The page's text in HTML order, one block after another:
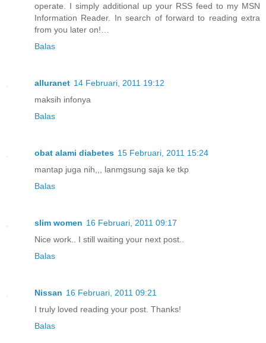
operate. I simply additional up your RSS feed to my MSN
Information Reader. In search of forward to reading extra
from you later on!…
Balas
alluranet 14 Februari, 2011 19:12
maksih infonya
Balas
obat alami diabetes 15 Februari, 2011 15:24
mantap juga nih,,, lanmgsung saja ke tkp
Balas
slim women 16 Februari, 2011 09:17
Nice work.. I still waiting your next post..
Balas
Nissan 16 Februari, 2011 09:21
I truly loved reading your post. Thanks!
Balas